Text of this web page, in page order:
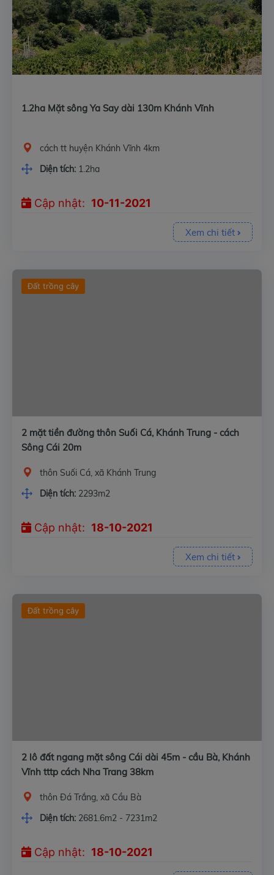
1.2ha Mặt sông Ya Say dài 130m Khánh Vĩnh
cách tt huyện Khánh Vĩnh 4km
Diện tích: 1.2ha
Cập nhật: 10-11-2021
Xem chi tiết
Đất trồng cây
2 mặt tiền đường thôn Suối Cá, Khánh Trung - cách
Sông Cái 20m
thôn Suối Cá, xã Khánh Trung
Diện tích: 2293m2
Cập nhật: 18-10-2021
Xem chi tiết
Đất trồng cây
2 lô đất ngang mặt sông Cái dài 45m - cầu Bà, Khánh
Vĩnh tttp cách Nha Trang 38km
thôn Đá Trắng, xã Cầu Bà
Diện tích: 2681.6m2 - 7231m2
Cập nhật: 18-10-2021